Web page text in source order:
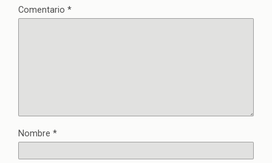
Comentario *
Nombre *